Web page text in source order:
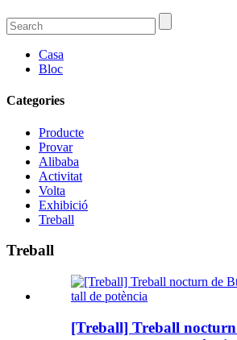
Casa
Bloc
Categories
Producte
Provar
Alibaba
Activitat
Volta
Exhibició
Treball
Treball
[Treball] Treball